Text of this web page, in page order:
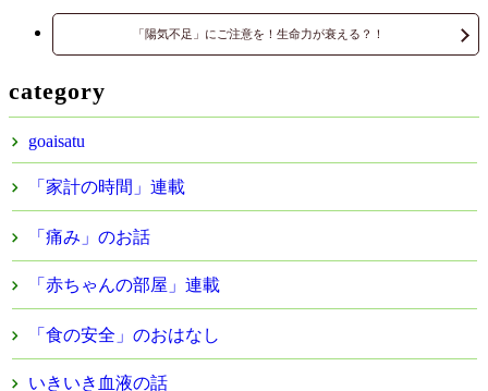
「陽気不足」にご注意を！生命力が衰える？！
category
goaisatu
「家計の時間」連載
「痛み」のお話
「赤ちゃんの部屋」連載
「食の安全」のおはなし
いきいき血液の話